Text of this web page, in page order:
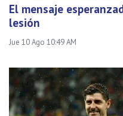
El mensaje
lesión
Jue 10 Ago 10:49 AM